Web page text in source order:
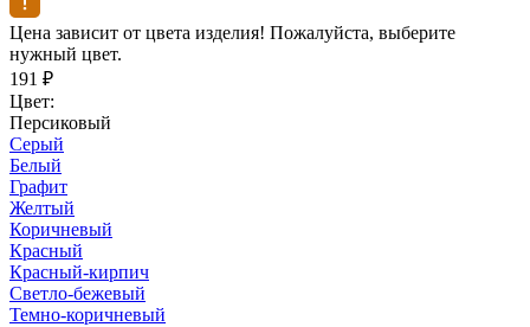
Цена зависит от цвета изделия! Пожалуйста, выберите
нужный цвет.
191 ₽
Цвет:
Персиковый
Серый
Белый
Графит
Желтый
Коричневый
Красный
Красный-кирпич
Светло-бежевый
Темно-коричневый